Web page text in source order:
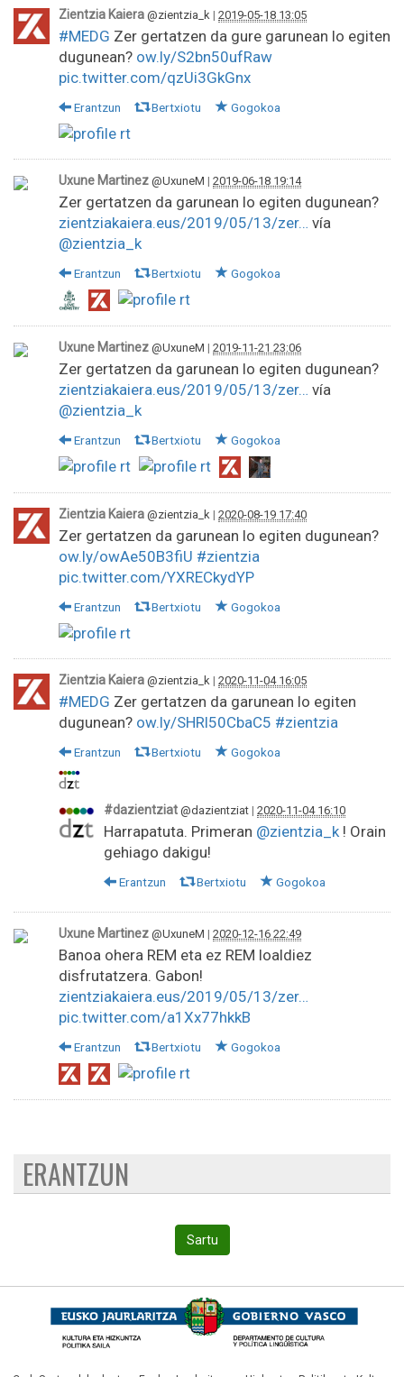
Zientzia Kaiera @zientzia_k | 2019-05-18 13:05
#MEDG Zer gertatzen da gure garunean lo egiten
dugunean? ow.ly/S2bn50ufRaw
pic.twitter.com/qzUi3GkGnx
Erantzun Bertxiotu Gogokoa
Uxune Martinez @UxuneM | 2019-06-18 19:14
Zer gertatzen da garunean lo egiten dugunean?
zientziakaiera.eus/2019/05/13/zer… vía
@zientzia_k
Erantzun Bertxiotu Gogokoa
Uxune Martinez @UxuneM | 2019-11-21 23:06
Zer gertatzen da garunean lo egiten dugunean?
zientziakaiera.eus/2019/05/13/zer… vía
@zientzia_k
Erantzun Bertxiotu Gogokoa
Zientzia Kaiera @zientzia_k | 2020-08-19 17:40
Zer gertatzen da garunean lo egiten dugunean?
ow.ly/owAe50B3fiU #zientzia
pic.twitter.com/YXRECkydYP
Erantzun Bertxiotu Gogokoa
Zientzia Kaiera @zientzia_k | 2020-11-04 16:05
#MEDG Zer gertatzen da garunean lo egiten
dugunean? ow.ly/SHRl50CbaC5 #zientzia
Erantzun Bertxiotu Gogokoa
#dazientziat @dazientziat | 2020-11-04 16:10
Harrapatuta. Primeran @zientzia_k ! Orain
gehiago dakigu!
Erantzun Bertxiotu Gogokoa
Uxune Martinez @UxuneM | 2020-12-16 22:49
Banoa ohera REM eta ez REM loaldiez
disfrutatzera. Gabon!
zientziakaiera.eus/2019/05/13/zer…
pic.twitter.com/a1Xx77hkkB
Erantzun Bertxiotu Gogokoa
ERANTZUN
Sartu